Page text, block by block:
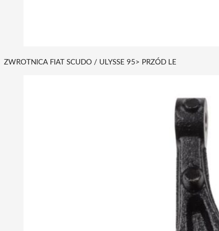
ZWROTNICA FIAT SCUDO / ULYSSE 95> PRZÓD LE